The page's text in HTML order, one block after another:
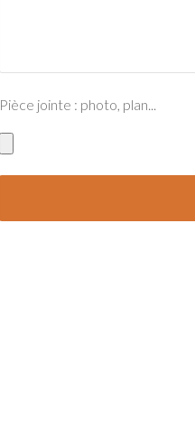
Pièce jointe : photo, plan...